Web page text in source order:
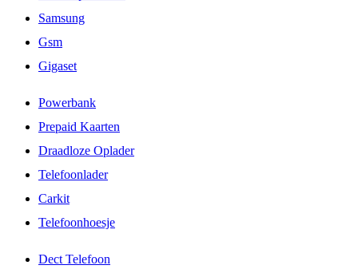
Samsung
Gsm
Gigaset
Powerbank
Prepaid Kaarten
Draadloze Oplader
Telefoonlader
Carkit
Telefoonhoesje
Dect Telefoon